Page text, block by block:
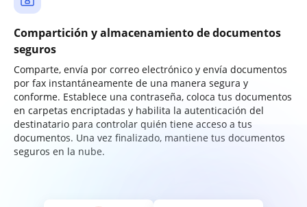
Compartición y almacenamiento de documentos
seguros
Comparte, envía por correo electrónico y envía documentos
por fax instantáneamente de una manera segura y
conforme. Establece una contraseña, coloca tus documentos
en carpetas encriptadas y habilita la autenticación del
destinatario para controlar quién tiene acceso a tus
documentos. Una vez finalizado, mantiene tus documentos
seguros en la nube.